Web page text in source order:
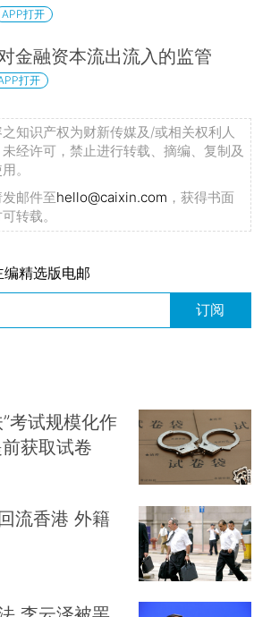
APP打开
金融资本流出流入的监管
打开
知识产权为财新传媒及/或相关权利人
经许可，禁止进行转载、摘编、复制及
。
邮件至hello@caixin.com ，获得书面
转载。
精选版电邮
订阅
考试规模化作
获取试卷
流香港 外籍